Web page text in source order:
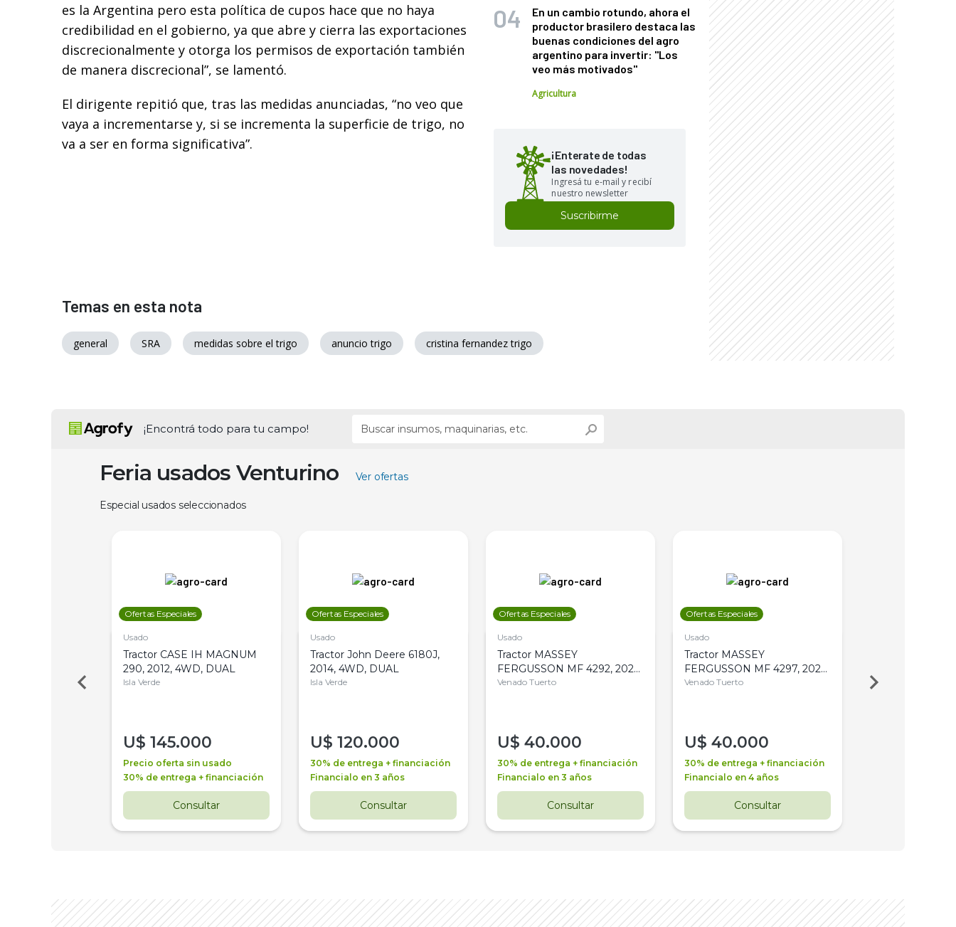
es la Argentina pero esta política de cupos hace que no haya
credibilidad en el gobierno, ya que abre y cierra las exportaciones
discrecionalmente y otorga los permisos de exportación también
de manera discrecional”, se lamentó.
El dirigente repitió que, tras las medidas anunciadas, “no veo que
vaya a incrementarse y, si se incrementa la superficie de trigo, no
va a ser en forma significativa”.
En un cambio rotundo, ahora el
productor brasilero destaca las
buenas condiciones del agro
argentino para invertir: "Los
veo más motivados"
Agricultura
¡Enterate de todas
las novedades!
Ingresá tu e-mail y recibí
nuestro newsletter
Suscribirme
Temas en esta nota
general SRA medidas sobre el trigo anuncio trigo cristina fernandez trigo
¡Encontrá todo para tu campo!
Feria usados Venturino Ver ofertas
Especial usados seleccionados
Ofertas Especiales
Usado
Tractor CASE IH MAGNUM
290, 2012, 4WD, DUAL
Isla Verde
U$ 145.000
Precio oferta sin usado
30% de entrega + financiación
Consultar
Ofertas Especiales
Usado
Tractor John Deere 6180J,
2014, 4WD, DUAL
Isla Verde
U$ 120.000
30% de entrega + financiación
Financialo en 3 años
Consultar
Ofertas Especiales
Usado
Tractor MASSEY
FERGUSSON MF 4292, 2020,
4WD, PATON
Venado Tuerto
U$ 40.000
30% de entrega + financiación
Financialo en 3 años
Consultar
Ofertas Especiales
Usado
Tractor MASSEY
FERGUSSON MF 4297, 2020,
4WD, PATON
Venado Tuerto
U$ 40.000
30% de entrega + financiación
Financialo en 4 años
Consultar
Venado Tuerto